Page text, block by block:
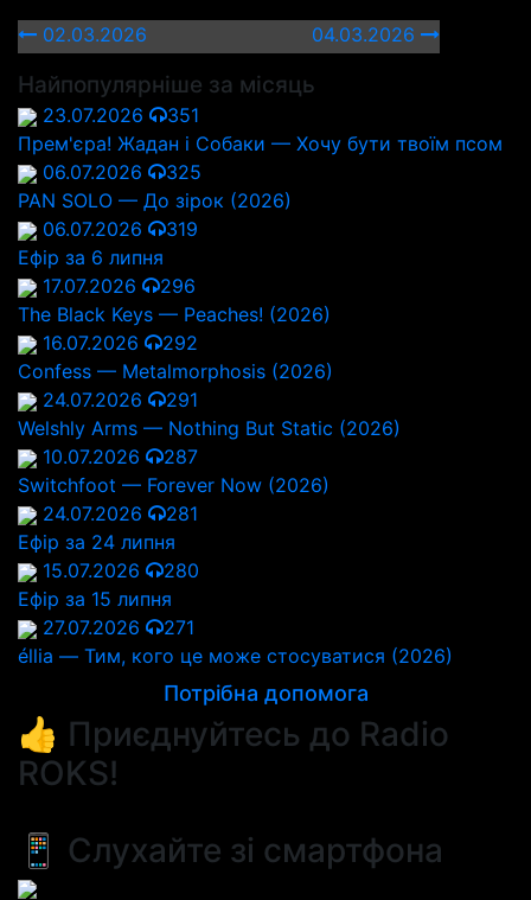
02.03.2026
04.03.2026
Найпопулярніше за місяць
23.07.2026
351
Прем'єра! Жадан і Собаки — Хочу бути твоїм псом
06.07.2026
325
PAN SOLO — До зірок (2026)
06.07.2026
319
Ефір за 6 липня
17.07.2026
296
The Black Keys — Peaches! (2026)
16.07.2026
292
Confess — Metalmorphosis (2026)
24.07.2026
291
Welshly Arms — Nothing But Static (2026)
10.07.2026
287
Switchfoot — Forever Now (2026)
24.07.2026
281
Ефір за 24 липня
15.07.2026
280
Ефір за 15 липня
27.07.2026
271
éllia — Тим, кого це може стосуватися (2026)
Потрібна допомога
👍 Приєднуйтесь до Radio
ROKS!
📱 Слухайте зі смартфона